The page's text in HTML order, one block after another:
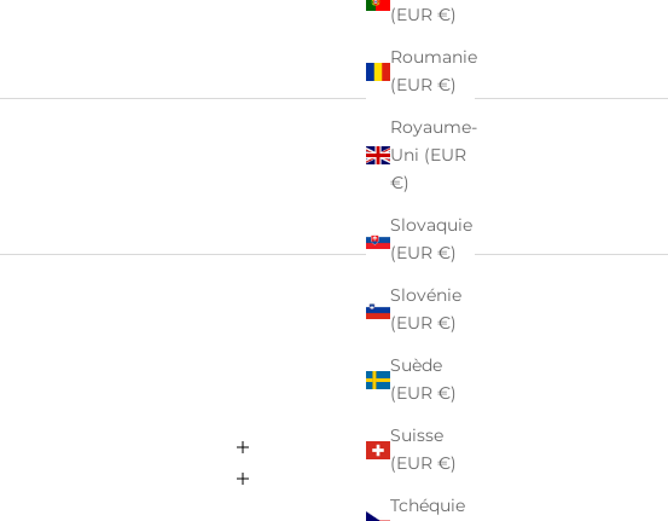
(EUR €)
Roumanie
(EUR €)
Royaume-
Uni (EUR
€)
Slovaquie
(EUR €)
Slovénie
(EUR €)
Suède
(EUR €)
Suisse
(EUR €)
Tchéquie